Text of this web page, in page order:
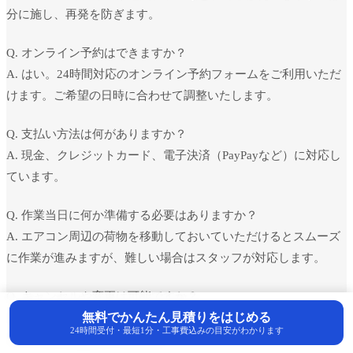
分に施し、再発を防ぎます。
Q. オンライン予約はできますか？
A. はい。24時間対応のオンライン予約フォームをご利用いただ
けます。ご希望の日時に合わせて調整いたします。
Q. 支払い方法は何がありますか？
A. 現金、クレジットカード、電子決済（PayPayなど）に対応し
ています。
Q. 作業当日に何か準備する必要はありますか？
A. エアコン周辺の荷物を移動しておいていただけるとスムーズ
に作業が進みますが、難しい場合はスタッフが対応します。
Q. キャンセルや変更は可能ですか？
A. 可能です。予約日の前日までにご連絡いただければ、変更・
キャンセル料はかかりません。
無料でかんたん見積りをはじめる
24時間受付・最短1分・工事費込みの目安がわかります